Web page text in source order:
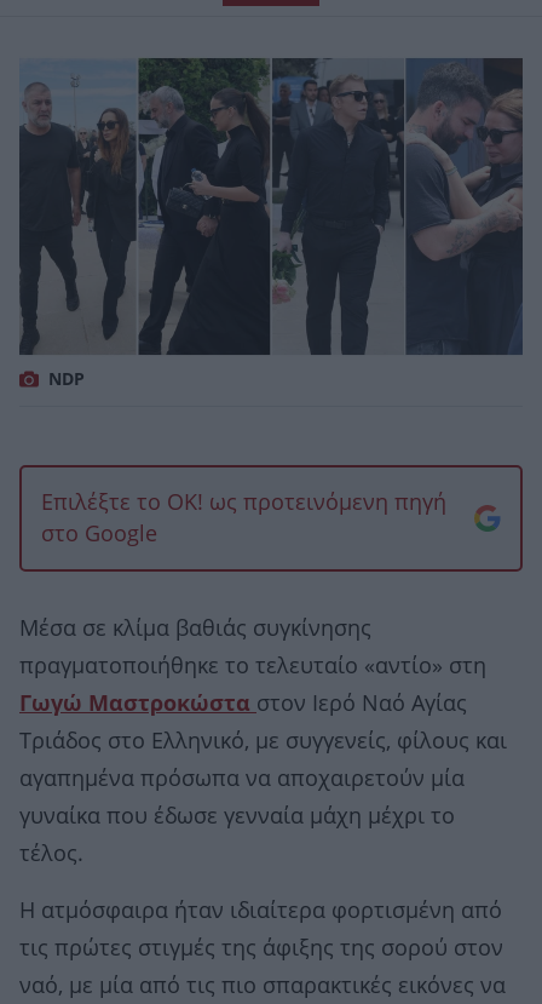
NDP
Επιλέξτε το OK! ως προτεινόμενη πηγή
στο Google
Μέσα σε κλίμα βαθιάς συγκίνησης
πραγματοποιήθηκε το τελευταίο «αντίο» στη
Γωγώ Μαστροκώστα στον Ιερό Ναό Αγίας
Τριάδος στο Ελληνικό, με συγγενείς, φίλους και
αγαπημένα πρόσωπα να αποχαιρετούν μία
γυναίκα που έδωσε γενναία μάχη μέχρι το
τέλος.
Η ατμόσφαιρα ήταν ιδιαίτερα φορτισμένη από
τις πρώτες στιγμές της άφιξης της σορού στον
ναό, με μία από τις πιο σπαρακτικές εικόνες να